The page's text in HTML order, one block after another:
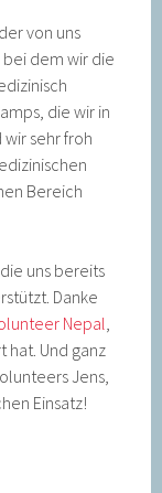
von uns
dem wir die
die wir in
sehr froh
Bereich
uns bereits
Danke
Nepal,
Und ganz
Jens,
Einsatz!